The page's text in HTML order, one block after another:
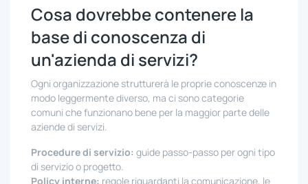
Cosa dovrebbe contenere la
base di conoscenza di
un'azienda di servizi?
Ogni organizzazione strutturerà le proprie conoscenze in
modo leggermente diverso, ma ci sono categorie
comuni che funzionano bene per la maggior parte delle
aziende di servizi.
Procedure di servizio: guide passo-passo per ogni tipo
di servizio o progetto.
Policy interne: regole riguardanti la comunicazione, le